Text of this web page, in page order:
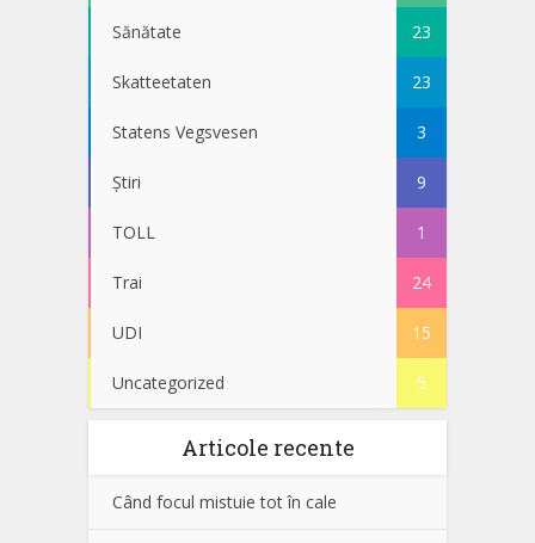
Sănătate 23
Skatteetaten 23
Statens Vegsvesen 3
Știri 9
TOLL 1
Trai 24
UDI 15
Uncategorized 5
Articole recente
Când focul mistuie tot în cale